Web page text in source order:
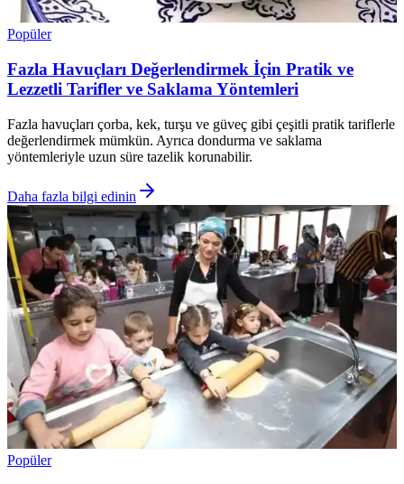
Popüler
Fazla Havuçları Değerlendirmek İçin Pratik ve
Lezzetli Tarifler ve Saklama Yöntemleri
Fazla havuçları çorba, kek, turşu ve güveç gibi çeşitli pratik tariflerle
değerlendirmek mümkün. Ayrıca dondurma ve saklama
yöntemleriyle uzun süre tazelik korunabilir.
Daha fazla bilgi edinin
Popüler